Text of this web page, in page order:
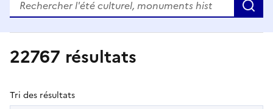
22767 résultats
Tri des résultats